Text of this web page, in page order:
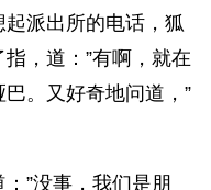
派出所的电话，狐
，道：”有啊，就在
。又好奇地问道，”
”没事，我们是朋